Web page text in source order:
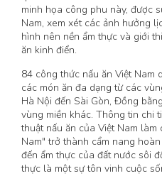
minh họa công phu này, được
Nam, xem xét các ảnh hưởng
hình nên nền ẩm thực và giới
ăn kinh điển.
84 công thức nấu ăn Việt Nam
các món ăn đa dạng từ các
Hà Nội đến Sài Gòn, Đồng
vùng miền khác. Thông tin chi
thuật nấu ăn của Việt Nam
Nam" trở thành cẩm nang
đến ẩm thực của đất nước sôi
thực là một sự tôn vinh cuộc